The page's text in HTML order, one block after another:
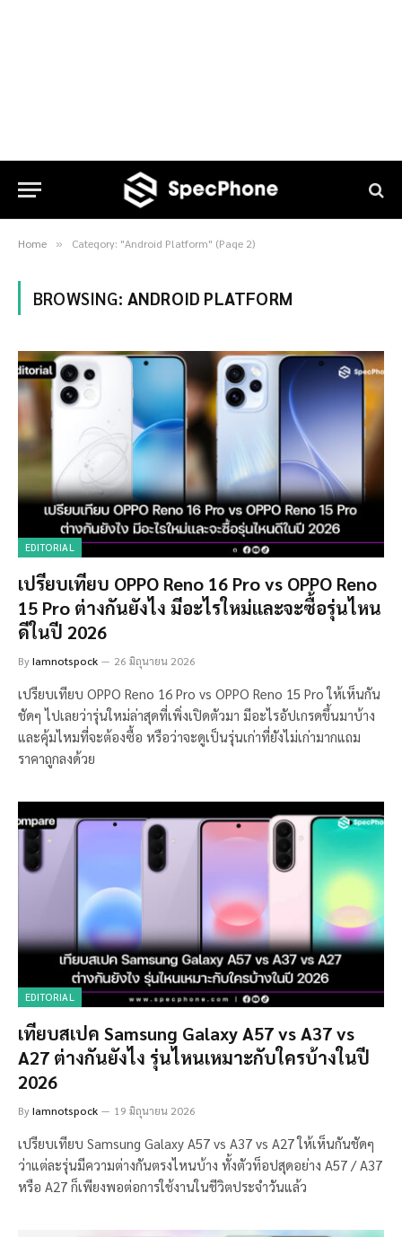
Home » Category: "Android Platform" (Page 2)
BROWSING: ANDROID PLATFORM
EDITORIAL
เปรียบเทียบ OPPO Reno 16 Pro vs OPPO Reno
15 Pro ต่างกันยังไง มีอะไรใหม่และจะซื้อรุ่นไหน
ดีในปี 2026
ByIamnotspock 26 มิถุนายน 2026
เปรียบเทียบ OPPO Reno 16 Pro vs OPPO Reno 15 Pro ให้เห็นกัน
ชัดๆ ไปเลยว่ารุ่นใหม่ล่าสุดที่เพิ่งเปิดตัวมา มีอะไรอัปเกรดขึ้นมาบ้าง
และคุ้มไหมที่จะต้องซื้อ หรือว่าจะดูเป็นรุ่นเก่าที่ยังไม่เก่ามากแถม
ราคาถูกลงด้วย
EDITORIAL
เทียบสเปค Samsung Galaxy A57 vs A37 vs
A27 ต่างกันยังไง รุ่นไหนเหมาะกับใครบ้างในปี
2026
ByIamnotspock 19 มิถุนายน 2026
เปรียบเทียบ Samsung Galaxy A57 vs A37 vs A27 ให้เห็นกันชัดๆ
ว่าแต่ละรุ่นมีความต่างกันตรงไหนบ้าง ทั้งตัวท็อปสุดอย่าง A57 / A37
หรือ A27 ก็เพียงพอต่อการใช้งานในชีวิตประจำวันแล้ว